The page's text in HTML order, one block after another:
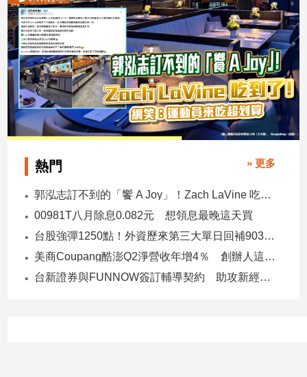
藝
術
／
文
創
／
電
影
推
遊
物
熱門 » 更多
郭泓志訂不到的「饗 A Joy」！Zach LaVine 吃到了！ 網笑：運動員來吃超划算
00981T八月除息0.082元 想領息最晚這天買
台股強彈1250點！外資歷來第三大單日回補903億 ETF反彈
美商Coupang酷澎Q2淨營收年增4％ 創辦人這樣看台灣市場！
台新證券與FUNNOW簽訂輔導契約 助攻新經濟企業上市櫃